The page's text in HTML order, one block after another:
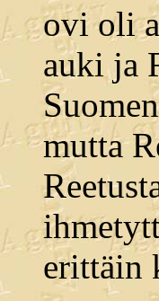
ovi oli
auki ja
mutta
erittäin